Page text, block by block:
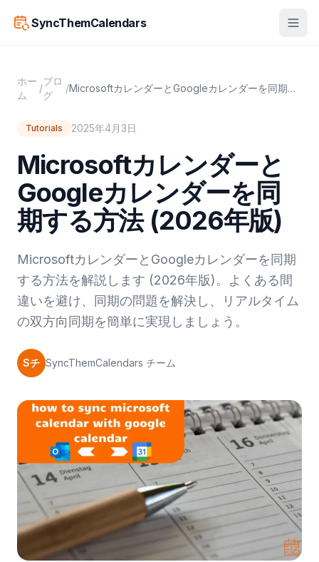
SyncThemCalendars
ホー
ム
/
ブロ
グ
/ MicrosoftカレンダーとGoogleカレンダーを同期する方法 (2026年版)
Tutorials 2025年4月3日
Microsoftカレンダーと
Googleカレンダーを同
期する方法 (2026年版)
MicrosoftカレンダーとGoogleカレンダーを同期
する方法を解説します (2026年版)。よくある間
違いを避け、同期の問題を解決し、リアルタイム
の双方向同期を簡単に実現しましょう。
Sチ SyncThemCalendars チーム